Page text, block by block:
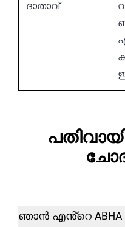
ദാതാവ്
ഞാൻ എൻ്റെ